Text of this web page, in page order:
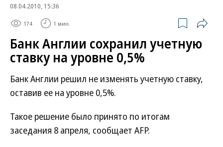
08.04.2010, 15:36
174 1 мин.
Банк Англии сохранил учетную
ставку на уровне 0,5%
Банк Англии решил не изменять учетную ставку,
оставив ее на уровне 0,5%.
Такое решение было принято по итогам
заседания 8 апреля, сообщает AFP.